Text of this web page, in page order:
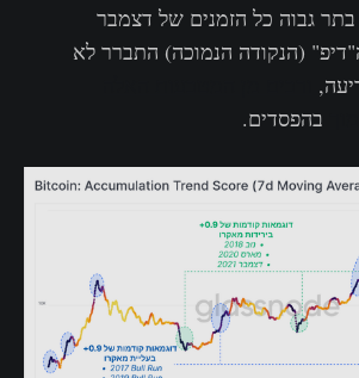
בתר גבוה כל הזמנים של דצמבר
שה"דיפ" (הנקודה הנמוכה) התברר לא
בהפסדים.